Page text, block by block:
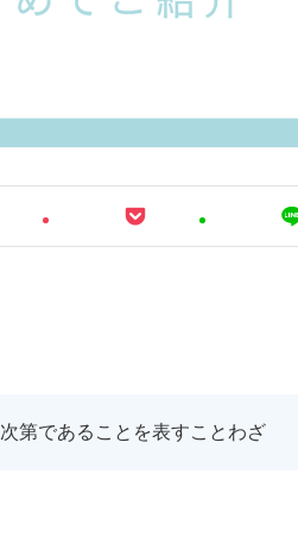
第であることを表すことわざ